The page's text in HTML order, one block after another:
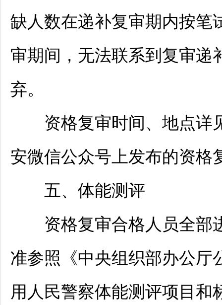
缺人数在递补复审期内按笔
审期间，无法联系到复审递
弃。
资格复审时间、地点详
安微信公众号上发布的资格
五、体能测评
资格复审合格人员全部
准参照《中央组织部办公厅
用人民警察体能测评项目